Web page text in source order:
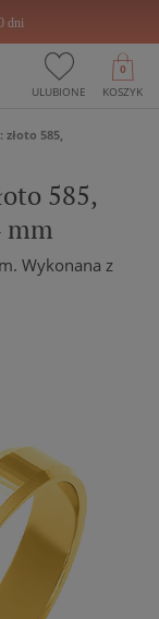
dni
ULUBIONE KOSZYK
0
585,
585,
mm
Wykonana z